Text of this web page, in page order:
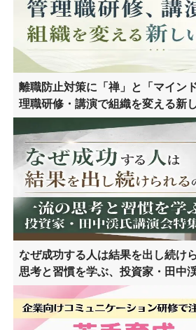
離職防止対策に「禅」と「マイン
理職研修・講演で組織を変える新
なぜ成功する人は結果を出し続け
思考と習慣を学ぶ、投資家・田中